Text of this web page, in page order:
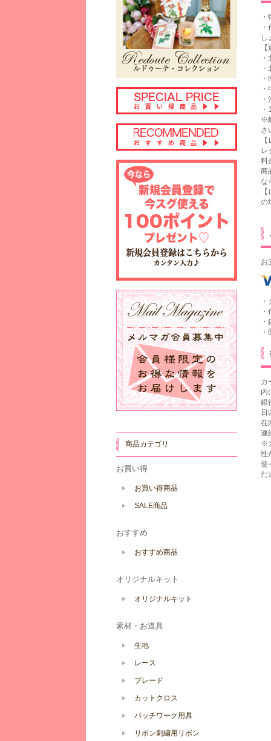
し
※
さ
レ
料
商
な
の
お
カ
内
銀
日
在
連
※
性
使
だ
商品カテゴリ
お買い得
お買い得商品
SALE商品
おすすめ
おすすめ商品
オリジナルキット
オリジナルキット
素材・お道具
生地
レース
ブレード
カットクロス
パッチワーク用具
リボン刺繍用リボン